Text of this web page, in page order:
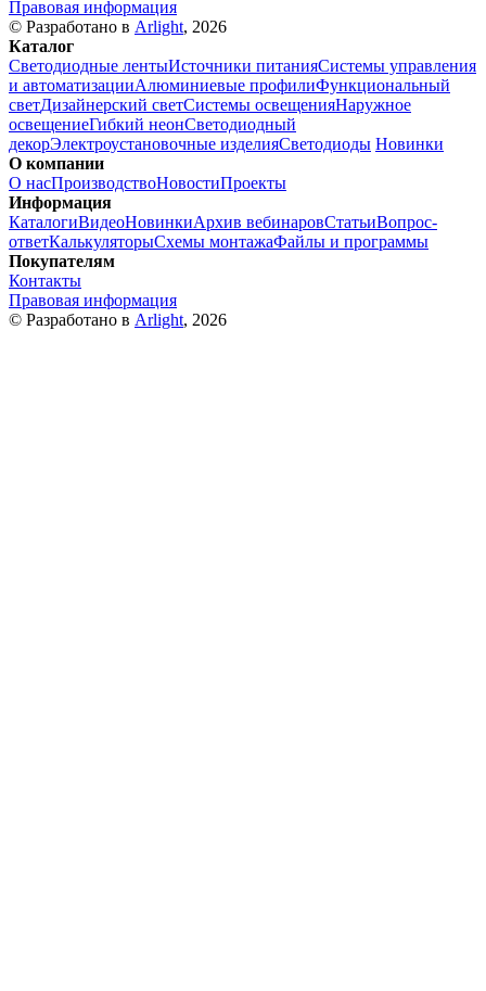
Правовая информация
© Разработано в Arlight, 2026
Каталог
Светодиодные лентыИсточники питанияСистемы управления
и автоматизацииАлюминиевые профилиФункциональный
светДизайнерский светСистемы освещенияНаружное
освещениеГибкий неонСветодиодный
декорЭлектроустановочные изделияСветодиоды Новинки
О компании
О насПроизводствоНовостиПроекты
Информация
КаталогиВидеоНовинкиАрхив вебинаровСтатьиВопрос-
ответКалькуляторыСхемы монтажаФайлы и программы
Покупателям
Контакты
Правовая информация
© Разработано в Arlight, 2026